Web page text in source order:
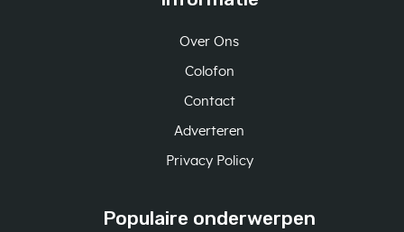
Over Ons
Colofon
Contact
Adverteren
Privacy Policy
Populaire onderwerpen